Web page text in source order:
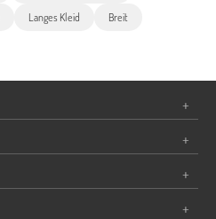
Langes Kleid Breit
+
+
+
+